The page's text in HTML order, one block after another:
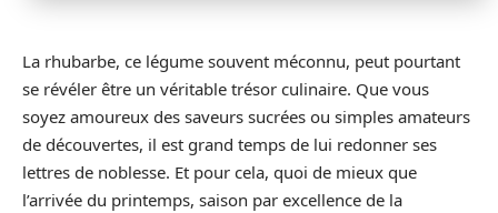
La rhubarbe, ce légume souvent méconnu, peut pourtant
se révéler être un véritable trésor culinaire. Que vous
soyez amoureux des saveurs sucrées ou simples amateurs
de découvertes, il est grand temps de lui redonner ses
lettres de noblesse. Et pour cela, quoi de mieux que
l’arrivée du printemps, saison par excellence de la